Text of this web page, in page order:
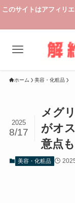
このサイトはアフィリ
ホーム 美容・化粧品
メグ
がオ
意点も
2025
8/17
美容・化粧品